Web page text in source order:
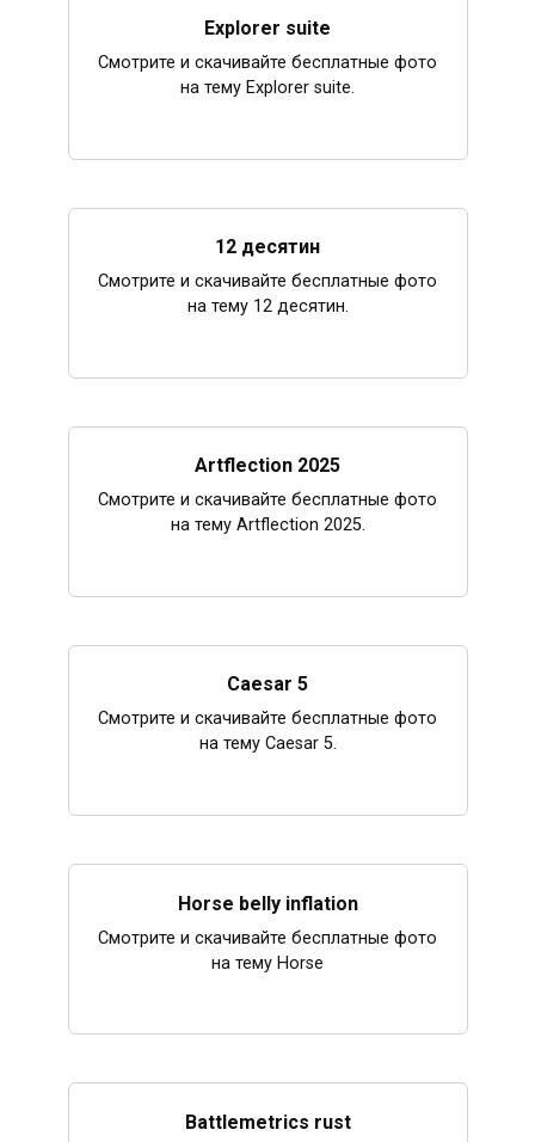
Explorer suite
Смотрите и скачивайте бесплатные фото
на тему Explorer suite.
12 десятин
Смотрите и скачивайте бесплатные фото
на тему 12 десятин.
Artflection 2025
Смотрите и скачивайте бесплатные фото
на тему Artflection 2025.
Caesar 5
Смотрите и скачивайте бесплатные фото
на тему Caesar 5.
Horse belly inflation
Смотрите и скачивайте бесплатные фото
на тему Horse
Battlemetrics rust